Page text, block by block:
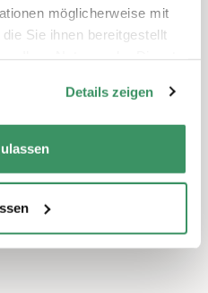
möglicherweise mit
Sie ihnen bereitgestellt
Details zeigen